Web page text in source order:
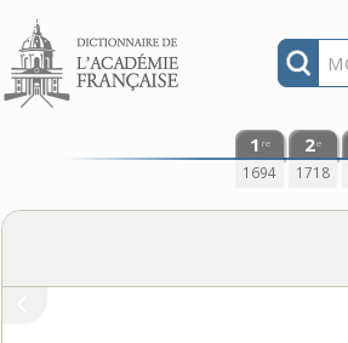
Aller au contenu
1 re
1694
2e
1718